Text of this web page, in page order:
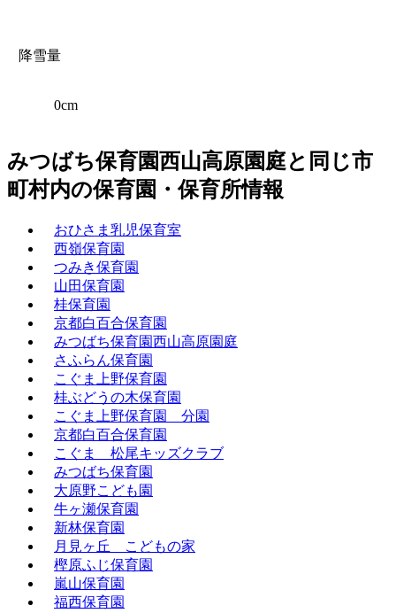
降雪量
0cm
みつばち保育園西山高原園庭と同じ市
町村内の保育園・保育所情報
おひさま乳児保育室
西嶺保育園
つみき保育園
山田保育園
桂保育園
京都白百合保育園
みつばち保育園西山高原園庭
さふらん保育園
こぐま上野保育園
桂ぶどうの木保育園
こぐま上野保育園 分園
京都白百合保育園
こぐま 松尾キッズクラブ
みつばち保育園
大原野こども園
牛ヶ瀬保育園
新林保育園
月見ヶ丘 こどもの家
樫原ふじ保育園
嵐山保育園
福西保育園